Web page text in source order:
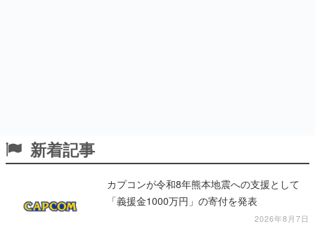
新着記事
カプコンが令和8年熊本地震への支援として
「義援金1000万円」の寄付を発表
2026年8月7日